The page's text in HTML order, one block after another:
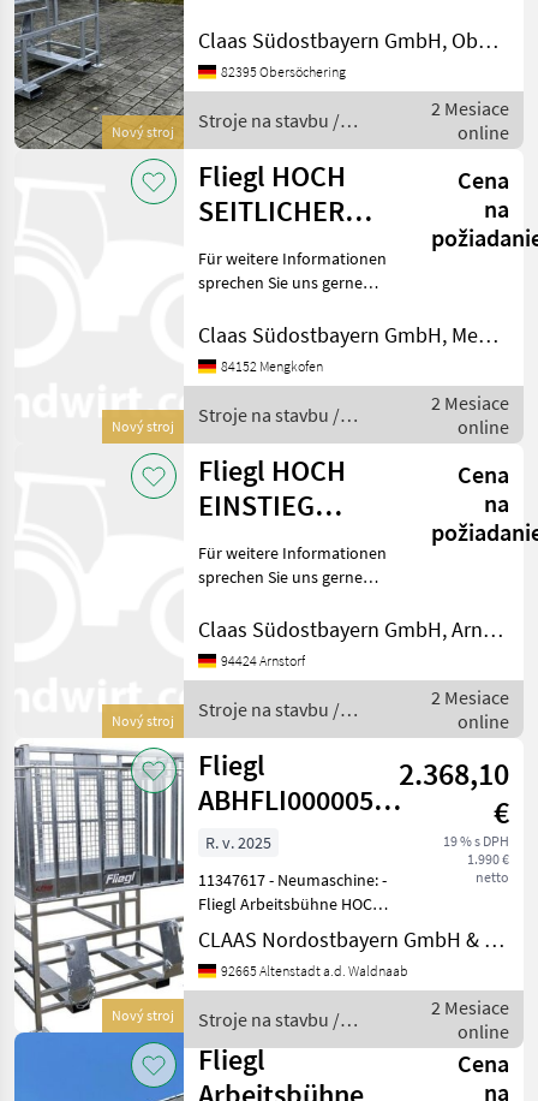
Fliegl
Genie
Manitou
predajcov inzeráty
Nový stroj
Deutsch;We speak
English.Der Preis ist für den
dargestellten Zustand
Besc
Claas Südostbayern GmbH, Obersöchering
82395 Obersöchering
Stroje na stavbu /
Fliegl
2 Mesiace
online
Nový stroj
Fliegl HOCH
SEITLICHER
EINSTIG
Cena
na
Für weitere Informationen
sprechen Sie uns gerne
speak EnglishDer Preis ist
für den dargestellten
Zustand gültig. Die
Claas Südostbayern GmbH, Mengkofen
84152 Mengkofen
Stroje na stavbu /
Fliegl
2 Mesiace
online
Nový stroj
Fliegl HOCH
EINSTIEG
SEITLICH
Cena
na
Für weitere Informationen
sprechen Sie uns gerne
speak EnglishDer Preis ist
für den dargestellten
Zustand gültig. Die
Claas Südostbayern GmbH, Arnstorf
94424 Arnstorf
Stroje na stavbu /
Fliegl
2 Mesiace
online
Nový stroj
Fliegl
ABHFLI000005V
ARBEITSBÜH.
HOCH
2.368,10
€
19 % s DPH
1.990 €
netto
R. v. 2025
11347617 - Neumaschine: -
Fliegl Arbeitsbühne HOCH,
Einstieg seitlich
Artikelnummer:
ABHFLI000005V - Baujahr:
Vollverzinkt; EG-
Vorzertifiziert;
CLAAS Nordostbayern GmbH & Co. KG, Altenstadt
92665 Altenstadt a.d. Waldnaab
Stroje na stavbu /
Fliegl
2 Mesiace
online
Fliegl
Cena
na